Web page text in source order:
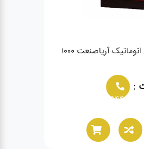
آریاصنعت 1000
:
02166021944